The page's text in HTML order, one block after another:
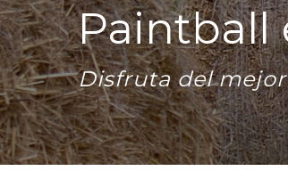
Paintball
Disfruta del